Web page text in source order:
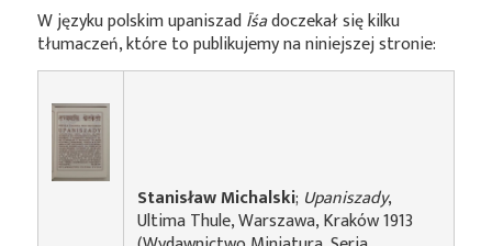
W języku polskim upaniszadĪśadoczekał się kilku
tłumaczeń, które to publikujemy na niniejszej stronie:
Stanisław Michalski; Upaniszady,
Ultima Thule, Warszawa, Kraków 1913